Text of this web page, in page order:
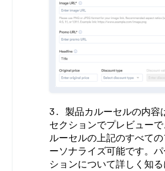
製品カルーセルの内容
セクションでプレビュー
ルーセルの上記のすべて
ーソナライズ可能です。
ションについて詳しく知る